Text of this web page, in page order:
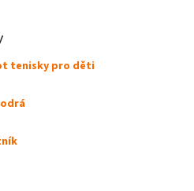
tenisky pro děti